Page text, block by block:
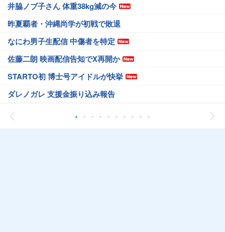
井脇ノブ子さん 体重38kg減の今
昨夏覇者・沖縄尚学が初戦で敗退
なにわ男子生配信 中傷者を特定
佐藤二朗 映画配信告知でX再開か
STARTO初 博士号アイドルが快挙
ダレノガレ 支援金振り込み報告